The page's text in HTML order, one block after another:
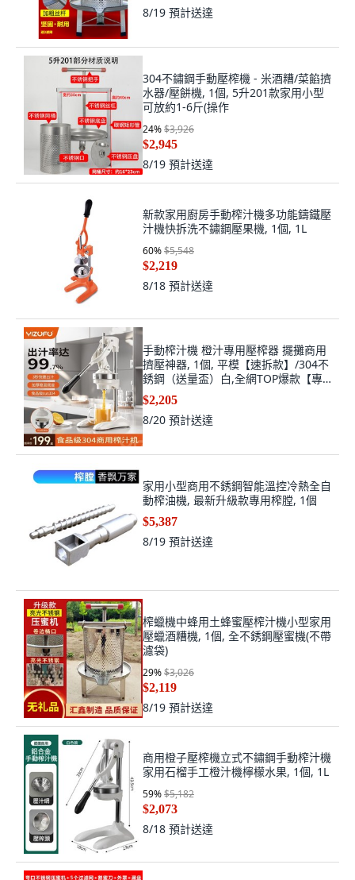
8/19 預計送達
304不鏽鋼手動壓榨機 - 米酒糟/菜餡擠
水器/壓餅機, 1個, 5升201款家用小型
可放約1-6斤(操作
24%$3,926
$2,945
8/19 預計送達
新款家用廚房手動榨汁機多功能鑄鐵壓
汁機快拆洗不鏽鋼壓果機, 1個, 1L
60%$5,548
$2,219
8/18 預計送達
手動榨汁機 橙汁專用壓榨器 擺攤商用
擠壓神器, 1個, 平模【速拆款】/304不
銹鋼（送量盃）白,全網TOP爆款【專
業生産榨汁機】
$2,205
8/20 預計送達
家用小型商用不銹鋼智能溫控冷熱全自
動榨油機, 最新升級款專用榨膛, 1個
$5,387
8/19 預計送達
榨蠟機中蜂用土蜂蜜壓榨汁機小型家用
壓蠟酒糟機, 1個, 全不銹鋼壓蜜機(不帶
濾袋)
29%$3,026
$2,119
8/19 預計送達
商用橙子壓榨機立式不鏽鋼手動榨汁機
家用石榴手工橙汁機檸檬水果, 1個, 1L
59%$5,182
$2,073
8/18 預計送達